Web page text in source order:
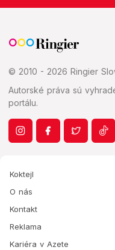
© 2010 - 2026 Ringier
Autorské práva sú
portálu.
Koktejl
O nás
Kontakt
Reklama
Kariéra v Azete